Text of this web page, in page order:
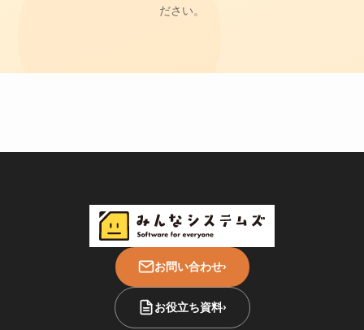
ださい。
お問い合わせ›
お役立ち資料›